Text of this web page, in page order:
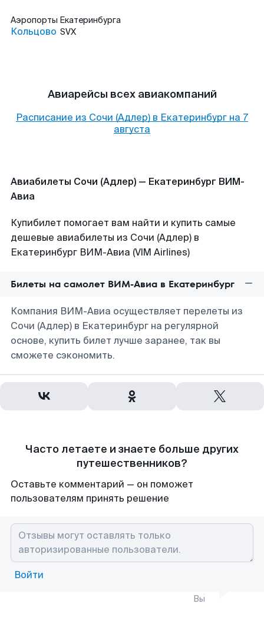
Аэропорты Екатеринбурга
Кольцово SVX
Авиарейсы всех авиакомпаний
Расписание из Сочи (Адлер) в Екатеринбург на 7
августа
Авиабилеты Сочи (Адлер) — Екатеринбург ВИМ-
Авиа
Купибилет помогает вам найти и купить самые
дешевые авиабилеты из Сочи (Адлер) в
Екатеринбург ВИМ-Авиа (VIM Airlines)
Билеты на самолет ВИМ-Авиа в Екатеринбург
Компания ВИМ-Авиа осуществляет перелеты из
Сочи (Адлер) в Екатеринбург на регулярной
основе, купить билет лучше заранее, так вы
сможете сэкономить.
Часто летаете и знаете больше других
путешественников?
Оставьте комментарий — он поможет
пользователям принять решение
Войти
Вы